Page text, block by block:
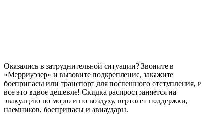
Оказались в затруднительной ситуации? Звоните в
«Мерриуэзер» и вызовите подкрепление, закажите
боеприпасы или транспорт для поспешного отступления, и
все это вдвое дешевле! Скидка распространяется на
эвакуацию по морю и по воздуху, вертолет поддержки,
наемников, боеприпасы и авиаудары.